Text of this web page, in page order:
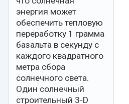
энергия может
обеспечить тепловую
переработку 1 грамма
базальта в секунду с
каждого квадратного
метра сбора
солнечного света.
Один солнечный
строительный 3-D